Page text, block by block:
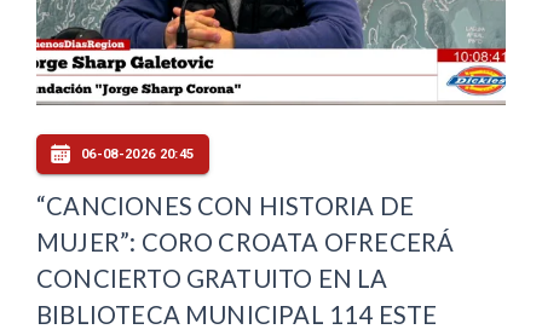
06-08-2026 20:45
“CANCIONES CON HISTORIA DE
MUJER”: CORO CROATA OFRECERÁ
CONCIERTO GRATUITO EN LA
BIBLIOTECA MUNICIPAL 114 ESTE